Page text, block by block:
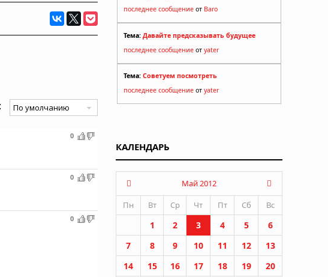
0
0
0
последнее сообщение от Baro
Тема: Давайте предсказывать будущее
последнее сообщение от yater
Тема: Советуем посмотреть
последнее сообщение от yater
КАЛЕНДАРЬ
Май 2012
Пн
Вт Ср Чт Пт Сб Вс
1 2 3 4 5
6
7
8 9 10 11 12
13
14
15 16 17 18 19
20